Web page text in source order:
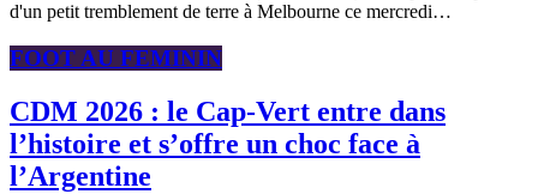
d'un petit tremblement de terre à Melbourne ce mercredi…
FOOT AU FEMININ
CDM 2026 : le Cap-Vert entre dans
l’histoire et s’offre un choc face à
l’Argentine